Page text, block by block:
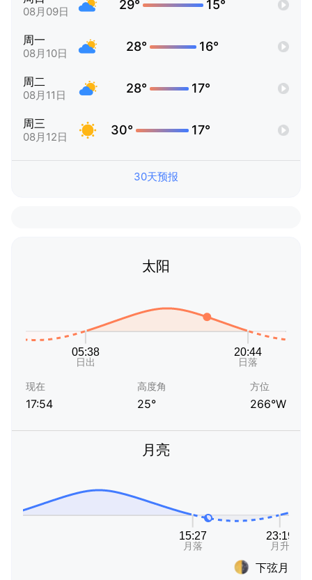
08月09日 29° 15°
周一
08月10日 28° 16°
周二
08月11日 28° 17°
周三
08月12日 30° 17°
30天预报
太阳
现在
17:54
高度角
25°
方位
266°W
月亮
下弦月